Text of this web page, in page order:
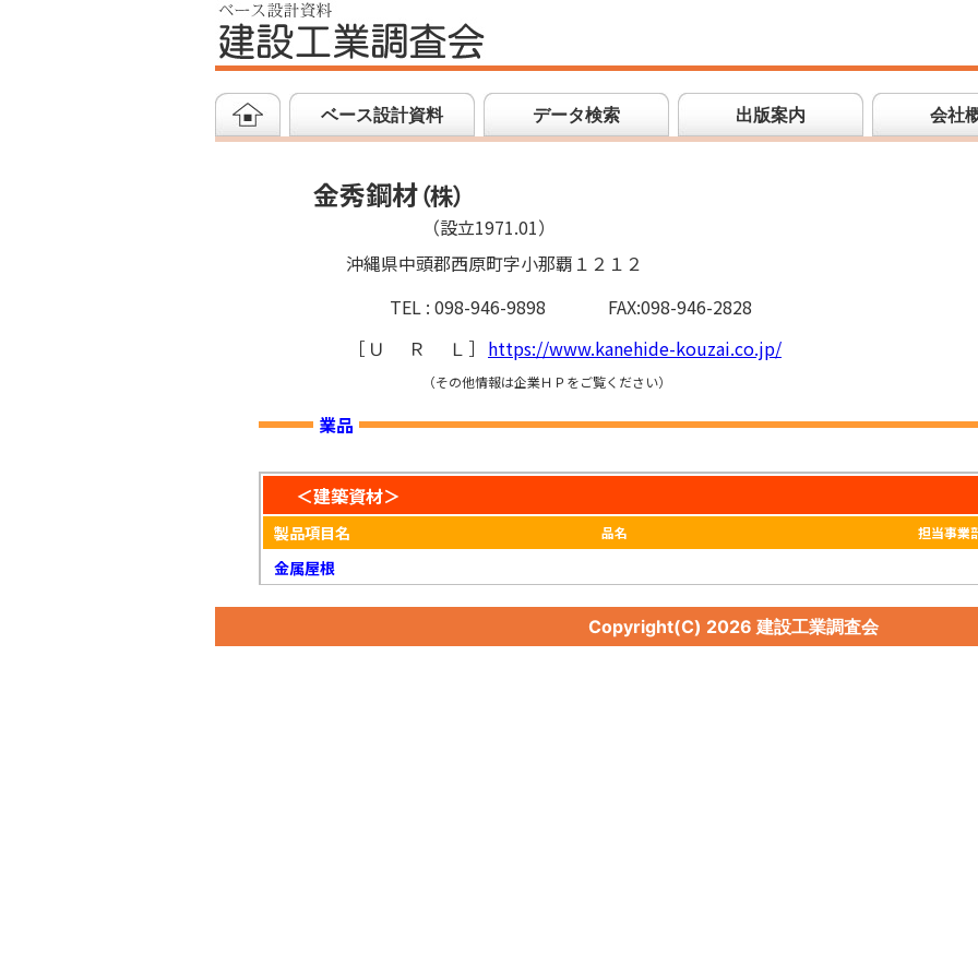
ベース設計資料 データ検索 出版案内 会社
金秀鋼材（株）
（設立1971.01）
沖縄県中頭郡西原町字小那覇１２１２
TEL : 098-946-9898
FAX:098-946-2828
［ ＵＲＬ ］ https://www.kanehide-kouzai.co.jp/
（その他情報は企業ＨＰをご覧ください）
業品
＜建築資材＞
製品項目名 品名 担当事業
金属屋根
Copyright(C) 2026 建設工業調査会